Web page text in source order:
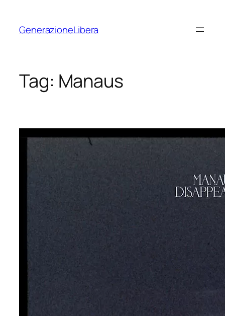
contenuto
GenerazioneLibera
Tag: Manaus